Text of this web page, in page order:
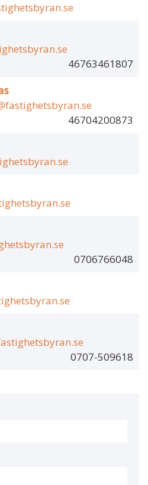
46763461807
46704200873
0706766048
0707-509618